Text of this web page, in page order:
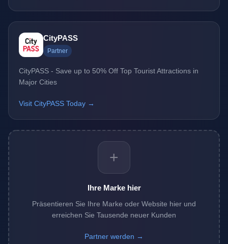
CityPASS
Partner
CityPASS - Save up to 50% Off Top Tourist Attractions in
Major Cities
Visit CityPASS Today →
+
Ihre Marke hier
Präsentieren Sie Ihre Marke oder Website hier und
erreichen Sie Tausende neuer Kunden
Partner werden →